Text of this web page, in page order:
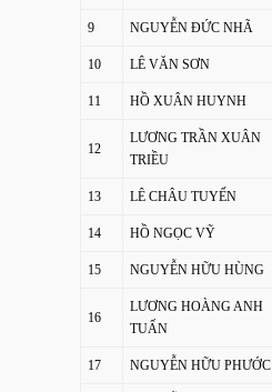
9 NGUYỄN ĐỨC NHÃ
10 LÊ VĂN SƠN
11 HỒ XUÂN HUYNH
12
LƯƠNG TRẦN XUÂN
TRIỀU
13 LÊ CHÂU TUYẾN
14 HỒ NGỌC VỸ
15 NGUYỄN HỮU HÙNG
16
LƯƠNG HOÀNG ANH
TUẤN
17 NGUYỄN HỮU PHƯỚC